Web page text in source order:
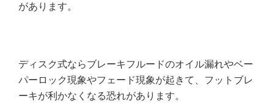
があります。
ディスク式ならブレーキフルードのオイル漏れやベー
パーロック現象やフェード現象が起きて、フットブレ
ーキが利かなくなる恐れがあります。